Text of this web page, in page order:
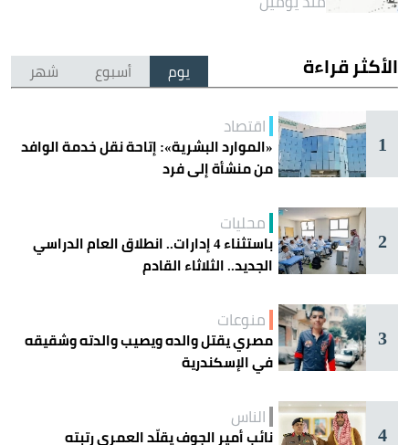
الأكثر قراءة يوم أسبوع شهر
1
اقتصاد
«الموارد البشرية»: إتاحة نقل خدمة الوافد
من منشأة إلى فرد
2
محليات
باستثناء 4 إدارات.. انطلاق العام الدراسي
الجديد.. الثلاثاء القادم
3
منوعات
مصري يقتل والده ويصيب والدته وشقيقه
في الإسكندرية
4
الناس
نائب أمير الجوف يقلّد العمري رتبته